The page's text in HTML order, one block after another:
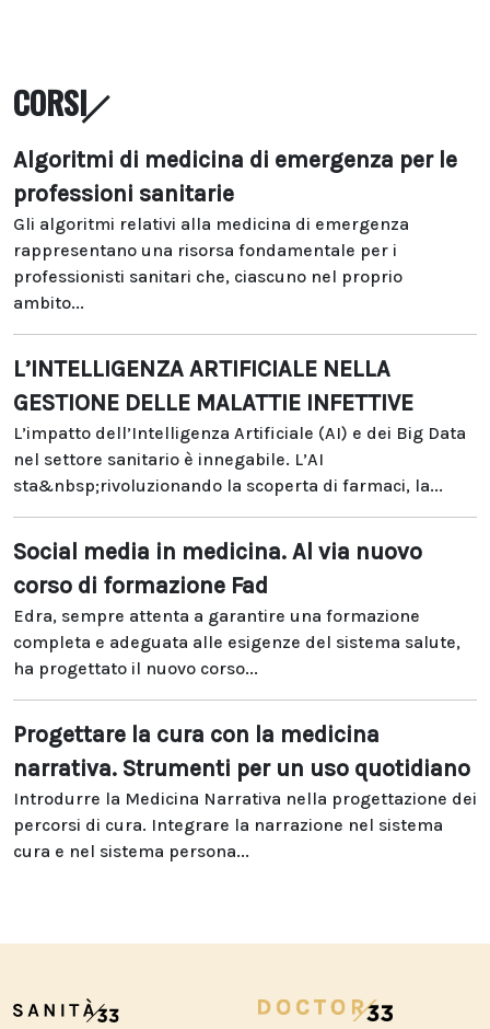
CORSI
Algoritmi di medicina di emergenza per le
professioni sanitarie
Gli algoritmi relativi alla medicina di emergenza
rappresentano una risorsa fondamentale per i
professionisti sanitari che, ciascuno nel proprio
ambito...
L’INTELLIGENZA ARTIFICIALE NELLA
GESTIONE DELLE MALATTIE INFETTIVE
L’impatto dell’Intelligenza Artificiale (AI) e dei Big Data
nel settore sanitario è innegabile. L’AI
sta&nbsp;rivoluzionando la scoperta di farmaci, la...
Social media in medicina. Al via nuovo
corso di formazione Fad
Edra, sempre attenta a garantire una formazione
completa e adeguata alle esigenze del sistema salute,
ha progettato il nuovo corso...
Progettare la cura con la medicina
narrativa. Strumenti per un uso quotidiano
Introdurre la Medicina Narrativa nella progettazione dei
percorsi di cura. Integrare la narrazione nel sistema
cura e nel sistema persona...